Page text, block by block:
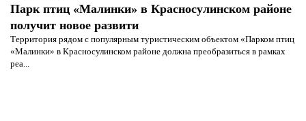
Парк птиц «Малинки» в Красносулинском районе
получит новое развити
Территория рядом с популярным туристическим объектом «Парком птиц
«Малинки» в Красносулинском районе должна преобразиться в рамках
реа...